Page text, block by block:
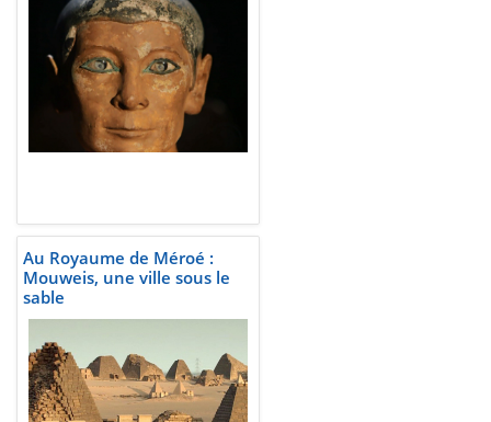
Au Royaume de Méroé :
Mouweis, une ville sous le
sable